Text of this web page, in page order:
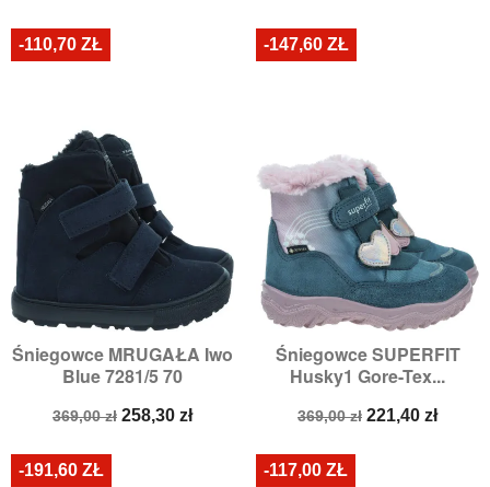
Śniegowce MRUGAŁA Iwo
Blue 7281/5 70
Cena
369,00 zł Cena
258,30 zł
-110,70 ZŁ
Śniegowce SUPERFIT
Husky1 Gore-Tex...
Cena
369,00 zł Cena
221,40 zł
-147,60 ZŁ
-191,60 ZŁ -117,00 ZŁ